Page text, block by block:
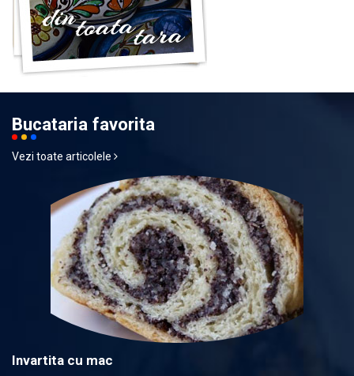
Bucataria favorita
Vezi toate articolele
Invartita cu mac